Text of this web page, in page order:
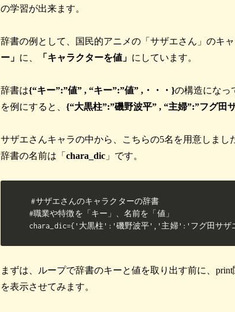
の学習が出来ます。
辞書の例として、国民的アニメの「サザエさん」のキ
ー」 に、 「キャラクターを値」 にしています。
辞書は{“キー”:”値” , “キー”:”値” ,・・・}の構造になっ
を例にすると、 {“大黒柱”:”磯野波平” , “主婦”:”フグ田
サザエさんキャラの中から、こちらの5名を用意しまし
辞書の名前は「 chara_dic」です。
#サザエさんのキャラクターの辞書
#職業や特徴を「キー」、名前を「値」
chara_dic={'大黒柱':'磯野波平','主婦':'フグ田サ
まずは、ループで辞書のキーと値を取り出す前に、
を表示させてみます。